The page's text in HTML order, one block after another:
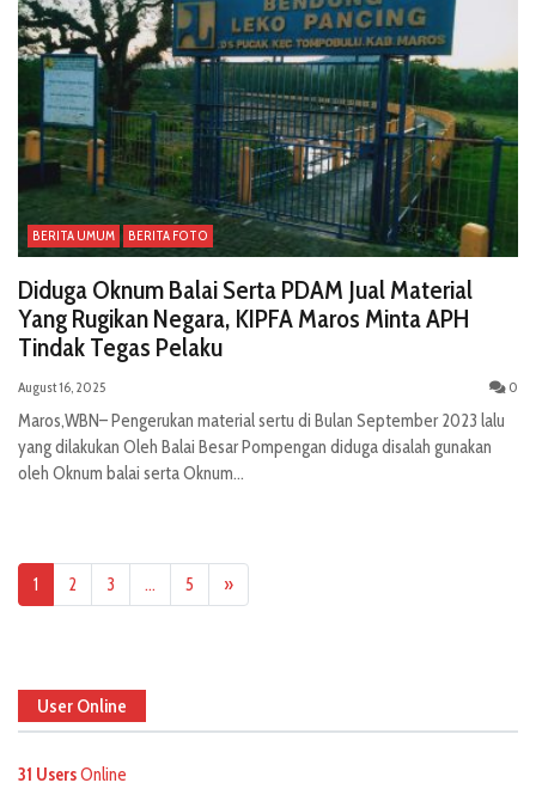
BERITA UMUM BERITA FOTO
Diduga Oknum Balai Serta PDAM Jual Material
Yang Rugikan Negara, KIPFA Maros Minta APH
Tindak Tegas Pelaku
August 16, 2025 0
Maros,WBN– Pengerukan material sertu di Bulan September 2023 lalu
yang dilakukan Oleh Balai Besar Pompengan diduga disalah gunakan
oleh Oknum balai serta Oknum...
1 2 3 … 5 »
User Online
31 UsersOnline